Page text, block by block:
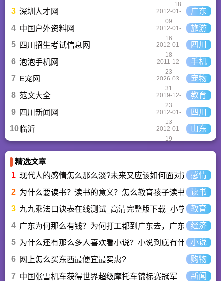
18
3 深圳人才网
2012-01-
09
广东
4 中国户外资料网
2012-01-
16
旅游
5 四川招生考试信息网
2012-01-
18
四川
6 泡泡手机网
2011-12-
23
手机
7 E宠网
2026-03-
31
宠物
8 范文大全
2019-12-
23
教育
9 四川新闻网
2012-01-
13
四川
10 临沂
2012-01-
19
山东
精选文章
1 现代人的感情怎么那么淡?未来又应该如何面对这人情淡
感情
2 为什么要读书？读书的意义？怎么教育孩子读书？读书
3 九九乘法口诀表在线测试_高清完整版下载_小学数学口算
教育
4 广东为何那么有钱？为何打工都到广东去，广东连续37年
经济
5 为什么还有那么多人喜欢看小说？小说到底有什么魅力长
小说
6
网上怎么买东西最便宜最实惠?
购物
7 中国张雪机车获得世界超级摩托车锦标赛冠军 新闻